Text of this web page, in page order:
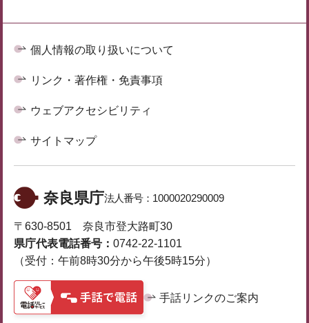
個人情報の取り扱いについて
リンク・著作権・免責事項
ウェブアクセシビリティ
サイトマップ
奈良県庁法人番号： 1000020290009
〒630-8501 奈良市登大路町30
県庁代表電話番号： 0742-22-1101
（受付：午前8時30分から午後5時15分）
手話リンクのご案内